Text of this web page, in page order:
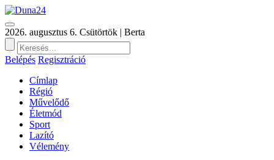
2026. augusztus 6. Csütörtök | Berta
Belépés Regisztráció
Címlap
Régió
Művelődő
Életmód
Sport
Lazító
Vélemény